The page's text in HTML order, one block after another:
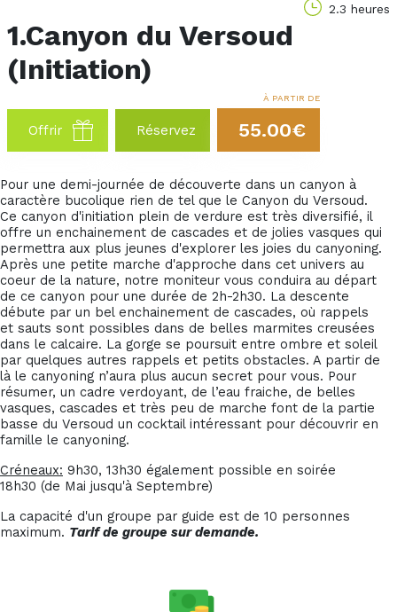
2.3 heures
1.Canyon du Versoud
(Initiation)
Offrir Réservez
À PARTIR DE
55.00€
Pour une demi-journée de découverte dans un canyon à
caractère bucolique rien de tel que le Canyon du Versoud.
Ce canyon d'initiation plein de verdure est très diversifié, il
offre un enchainement de cascades et de jolies vasques qui
permettra aux plus jeunes d'explorer les joies du canyoning.
Après une petite marche d'approche dans cet univers au
coeur de la nature, notre moniteur vous conduira au départ
de ce canyon pour une durée de 2h-2h30. La descente
débute par un bel enchainement de cascades, où rappels
et sauts sont possibles dans de belles marmites creusées
dans le calcaire. La gorge se poursuit entre ombre et soleil
par quelques autres rappels et petits obstacles. A partir de
là le canyoning n’aura plus aucun secret pour vous. Pour
résumer, un cadre verdoyant, de l’eau fraiche, de belles
vasques, cascades et très peu de marche font de la partie
basse du Versoud un cocktail intéressant pour découvrir en
famille le canyoning.
Créneaux: 9h30, 13h30 également possible en soirée
18h30 (de Mai jusqu'à Septembre)
La capacité d'un groupe par guide est de 10 personnes
maximum. Tarif de groupe sur demande.